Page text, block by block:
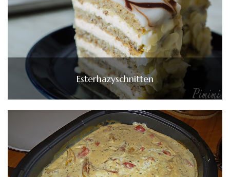
Esterhazyschnitten